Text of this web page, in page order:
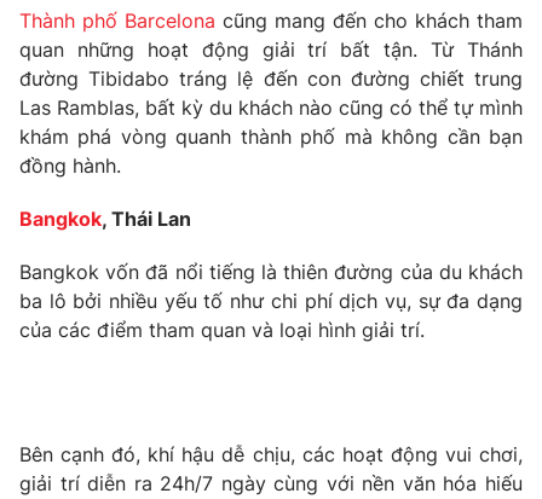
Nhân vật
Khán giả
Giải sao mai
Điện ảnh
Âm nhạc
Sao
Đời sống
Du lịch
Làm đẹp
Chất lượng cuộc sống
Giáo dục
Tuyển sinh
Công nghệ
Hitech Công nghệ tương lai
Sản phẩm
Thị trường
Lịch phát sóng
Emagazine Podcast
Thành phố Barcelona cũng mang đến cho khách tham
quan những hoạt động giải trí bất tận. Từ Thánh
đường Tibidabo tráng lệ đến con đường chiết trung
Las Ramblas, bất kỳ du khách nào cũng có thể tự mình
khám phá vòng quanh thành phố mà không cần bạn
đồng hành.
Bangkok, Thái Lan
Bangkok vốn đã nổi tiếng là thiên đường của du khách
ba lô bởi nhiều yếu tố như chi phí dịch vụ, sự đa dạng
của các điểm tham quan và loại hình giải trí.
Bên cạnh đó, khí hậu dễ chịu, các hoạt động vui chơi,
giải trí diễn ra 24h/7 ngày cùng với nền văn hóa hiếu